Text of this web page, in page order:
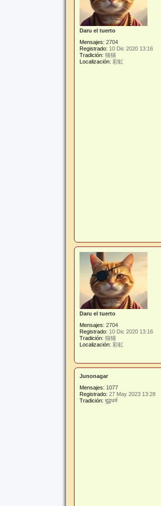
Daru el tuerto
Mensajes: 2704
Registrado: 10 Dic 2020 13:16
Tradición: 猫猫
Localización: 彩虹
Daru el tuerto
Mensajes: 2704
Registrado: 10 Dic 2020 13:16
Tradición: 猫猫
Localización: 彩虹
Junonagar
Mensajes: 1077
Registrado: 27 May 2023 13:28
Tradición: बुद्धधर्म